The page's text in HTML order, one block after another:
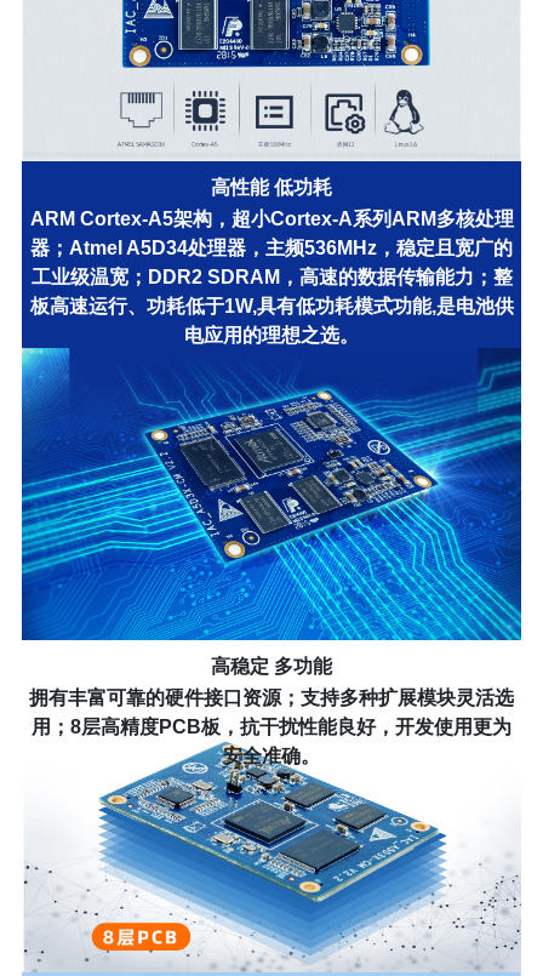
高性能 低功耗
ARM Cortex-A5架构，超小Cortex-A系列ARM多核处理
器；Atmel A5D34处理器，主频536MHz，稳定且宽广的
工业级温宽；DDR2 SDRAM，高速的数据传输能力；整
板高速运行、功耗低于1W,具有低功耗模式功能,是电池供
电应用的理想之选。
高稳定 多功能
拥有丰富可靠的硬件接口资源；支持多种扩展模块灵活选
用；8层高精度PCB板，抗干扰性能良好，开发使用更为
安全准确。